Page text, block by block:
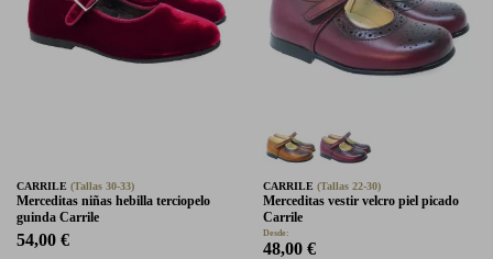
CARRILE (Tallas 30-33)
Merceditas niñas hebilla terciopelo
guinda Carrile
54,00 €
CARRILE (Tallas 22-30)
Merceditas vestir velcro piel picado
Carrile
Desde:
48,00 €